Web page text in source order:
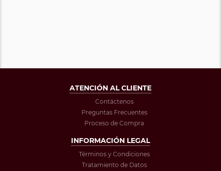
ATENCIÓN AL CLIENTE
Contáctenos
Preguntas Frecuentes
Proceso de Compra
INFORMACIÓN LEGAL
Términos y Condiciones
Tratamiento de Datos